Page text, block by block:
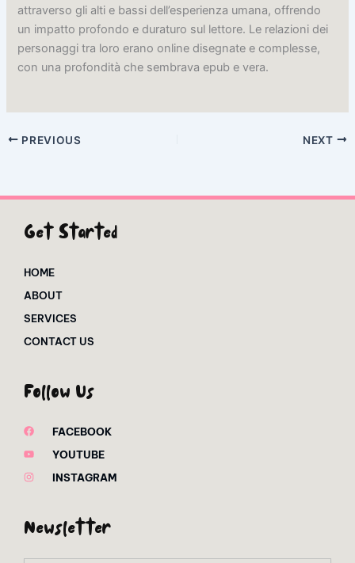
attraverso gli alti e bassi dell’esperienza umana, offrendo
un impatto profondo e duraturo sul lettore. Le relazioni dei
personaggi tra loro erano online disegnate e complesse,
con una profondità che sembrava epub e vera.
PREVIOUS NEXT
Get Started
HOME
ABOUT
SERVICES
CONTACT US
Follow Us
FACEBOOK
YOUTUBE
INSTAGRAM
Newsletter